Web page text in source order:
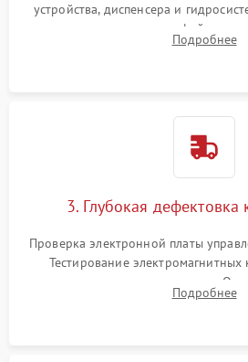
устройства, диспенсера и
внутренних узлов от кофейных
Промывка дренажных каналов и
Подробнее
3. Глубокая
Проверка электронной платы
Тестирование электромагнитных
температуры и расходомера.
жерновов кофемолки,
Подробнее